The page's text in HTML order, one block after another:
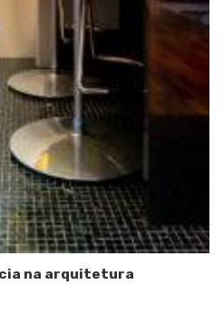
na arquitetura